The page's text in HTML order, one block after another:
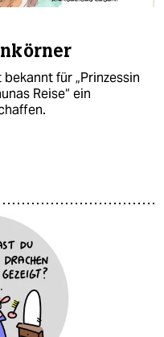
für „Prinzessin
Reise“ ein